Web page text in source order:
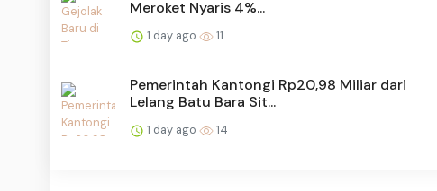
Meroket Nyaris 4%...
1 day ago 11
Pemerintah Kantongi Rp20,98 Miliar dari
Lelang Batu Bara Sit...
1 day ago 14